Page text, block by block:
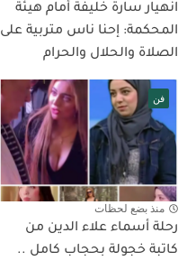
انهيار سارة خليفة أمام هيئة
المحكمة: إحنا ناس متربية على
الصلاة والحلال والحرام
فن
منذ بضع لحظات
رحلة أسماء علاء الدين من
كاتبة خجولة بحجاب كامل ..